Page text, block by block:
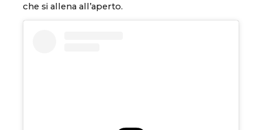
che si allena all’aperto.